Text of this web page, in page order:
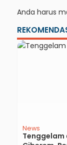
Anda harus
Figur
Profil